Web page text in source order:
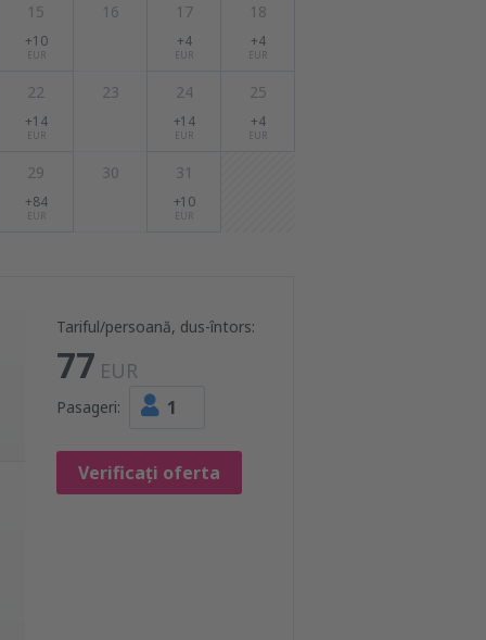
15
+10
EUR
16 17
+4
EUR
18
+4
EUR
22
+14
EUR
23 24
+14
EUR
25
+4
EUR
29
+84
EUR
30 31
+10
EUR
Tariful/persoană, dus-întors:
77 EUR
Pasageri: 1
Verificați oferta